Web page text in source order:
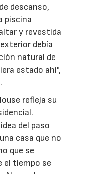
descanso,
piscina
y revestida
debía
natural de
estado ahí",
refleja su
del paso
casa que no
que se
el tiempo se